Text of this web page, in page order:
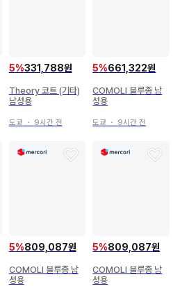
5%331,788원
Theory 코트 (기타)
남성용
도쿄 ・ 9시간 전
5%661,322원
COMOLI 블루종 남
성용
도쿄 ・ 9시간 전
5%809,087원
COMOLI 블루종 남
성용
5%809,087원
COMOLI 블루종 남
성용